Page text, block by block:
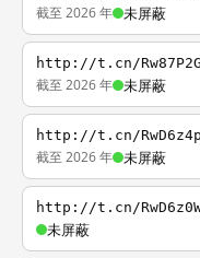
截至 2026 年 未屏蔽
http://t.cn/Rw87P2G
截至 2026 年 未屏蔽
http://t.cn/RwD6z4p
截至 2026 年 未屏蔽
http://t.cn/
未屏蔽